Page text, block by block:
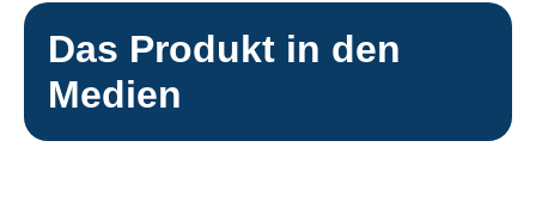
Das Produkt in den
Medien